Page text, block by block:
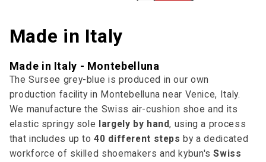
Made in Italy
Made in Italy - Montebelluna
The Sursee grey-blue is produced in our own
production facility in Montebelluna near Venice, Italy.
We manufacture the Swiss air-cushion shoe and its
elastic springy sole
largely by hand, using a process
that includes up to40 different steps by a dedicated
workforce of skilled shoemakers and kybun'sSwiss